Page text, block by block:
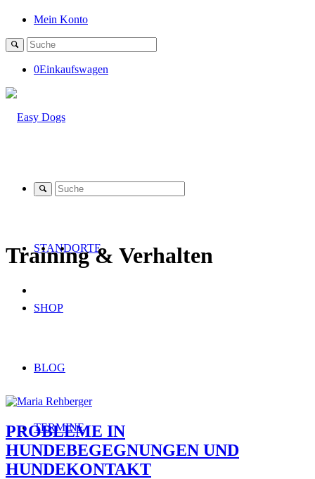
Mein Konto
0Einkaufswagen
STANDORTE
SHOP
BLOG
TERMINE
Training& Verhalten
PROBLEME IN
HUNDEBEGEGNUNGEN UND
HUNDEKONTAKT